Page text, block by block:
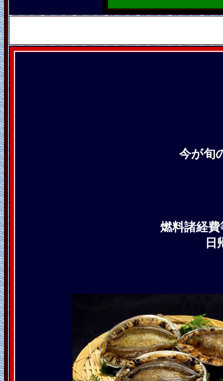
今が旬
燃料諸経
日